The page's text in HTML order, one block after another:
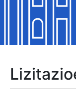
Erakutsi/
Erakutsi/
Erakutsi/